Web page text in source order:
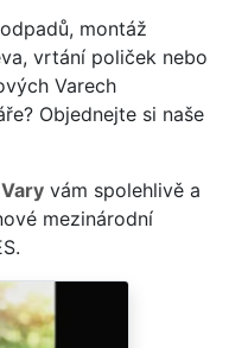
montáž
vrtání poliček nebo
Varech
Objednejte si naše
vám spolehlivě a
mezinárodní